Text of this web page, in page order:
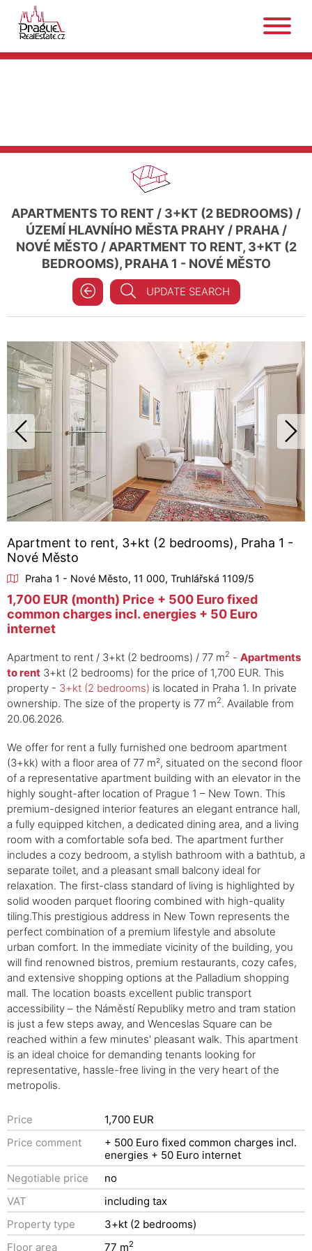
APARTMENTS TO RENT / 3+KT (2 BEDROOMS) /
ÚZEMÍ HLAVNÍHO MĚSTA PRAHY/ PRAHA/
NOVÉ MĚSTO / APARTMENT TO RENT, 3+KT (2
BEDROOMS), PRAHA 1 - NOVÉ MĚSTO
UPDATE SEARCH
Apartment to rent, 3+kt (2 bedrooms), Praha 1 -
Nové Město
Praha 1 - Nové Město, 11 000, Truhlářská 1109/5
1,700 EUR (month) Price + 500 Euro fixed
common charges incl. energies + 50 Euro
internet
Apartment to rent / 3+kt (2 bedrooms) / 77 m2 - Apartments
to rent 3+kt (2 bedrooms) for the price of 1,700 EUR. This
property - 3+kt (2 bedrooms) is located in Praha 1. In private
ownership. The size of the property is 77 m2. Available from
20.06.2026.
We offer for rent a fully furnished one bedroom apartment
(3+kk) with a floor area of 77 m², situated on the second floor
of a representative apartment building with an elevator in the
highly sought-after location of Prague 1 – New Town. This
premium-designed interior features an elegant entrance hall,
a fully equipped kitchen, a dedicated dining area, and a living
room with a comfortable sofa bed. The apartment further
includes a cozy bedroom, a stylish bathroom with a bathtub, a
separate toilet, and a pleasant small balcony ideal for
relaxation. The first-class standard of living is highlighted by
solid wooden parquet flooring combined with high-quality
tiling.This prestigious address in New Town represents the
perfect combination of a premium lifestyle and absolute
urban comfort. In the immediate vicinity of the building, you
will find renowned bistros, premium restaurants, cozy cafes,
and extensive shopping options at the Palladium shopping
mall. The location boasts excellent public transport
accessibility – the Náměstí Republiky metro and tram station
is just a few steps away, and Wenceslas Square can be
reached within a few minutes' pleasant walk. This apartment
is an ideal choice for demanding tenants looking for
representative, hassle-free living in the very heart of the
metropolis.
Price
1,700 EUR
Price comment
+ 500 Euro fixed common charges incl.
energies + 50 Euro internet
Negotiable price
no
VAT
including tax
Property type
3+kt (2 bedrooms)
Floor area
77 m2